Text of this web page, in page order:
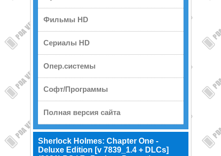
Фильмы HD
Сериалы HD
Опер.системы
Софт/Программы
Полная версия сайта
Sherlock Holmes: Chapter One -
Deluxe Edition [v 7839_1.4 + DLCs]